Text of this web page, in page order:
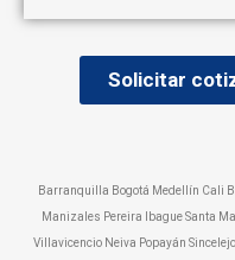
Solicitar
Barranquilla Bogotá Medellín Cali
Manizales Pereira Ibague Santa
Villavicencio Neiva Popayán